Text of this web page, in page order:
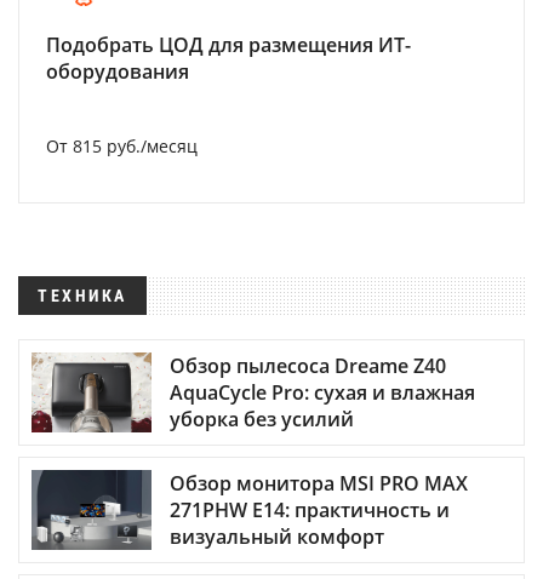
Подобрать ЦОД для размещения ИТ-
оборудования
От 815 руб./месяц
ТЕХНИКА
Обзор пылесоса Dreame Z40
AquaCycle Pro: сухая и влажная
уборка без усилий
Обзор монитора MSI PRO MAX
271PHW E14: практичность и
визуальный комфорт